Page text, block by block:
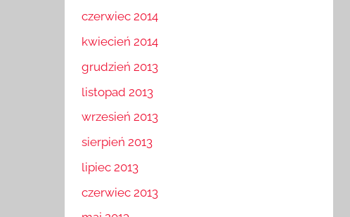
czerwiec 2014
kwiecień 2014
grudzień 2013
listopad 2013
wrzesień 2013
sierpień 2013
lipiec 2013
czerwiec 2013